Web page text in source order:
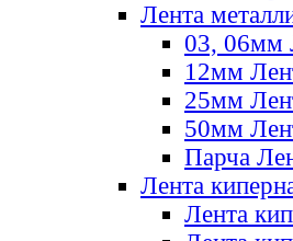
Лента
03, 06мм
12мм
25мм
50мм
Парча
Лента
Лента